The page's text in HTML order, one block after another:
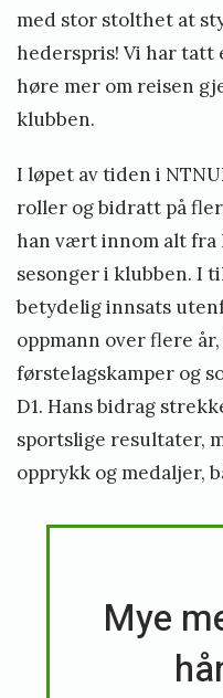
med stor stolthet at
hederspris! Vi har tatt
høre mer om reisen
klubben.
I løpet av tiden i
roller og bidratt på
han vært innom alt fra
sesonger i klubben. I
betydelig innsats
oppmann over flere
førstelagskamper og
D1. Hans bidrag
sportslige resultater,
opprykk og medaljer,
Mye